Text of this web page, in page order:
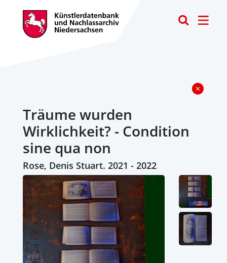
Träume wurden
Wirklichkeit? - Condition
sine qua non
Rose, Denis Stuart. 2021 - 2022